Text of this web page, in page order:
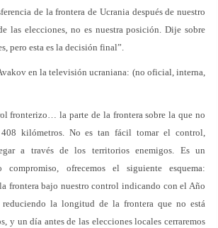
de la frontera de Ucrania después de nuestro
las elecciones, no es nuestra posición. Dije sobre
pero esta es la decisión final”.
en la televisión ucraniana: (no oficial, interna,
fronterizo… la parte de la frontera sobre la que no
kilómetros. No es tan fácil tomar el control,
a través de los territorios enemigos. Es un
compromiso, ofrecemos el siguiente esquema:
frontera bajo nuestro control indicando con el Año
la longitud de la frontera que no está
y un día antes de las elecciones locales cerraremos